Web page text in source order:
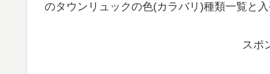
のタウンリュックの色(カラバリ)種類一覧と入
スポ